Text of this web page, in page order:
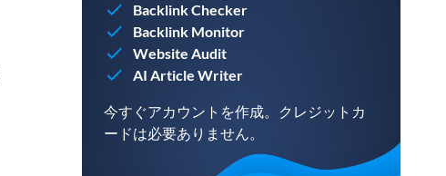
Backlink Checker
Backlink Monitor
Website Audit
AI Article Writer
今すぐアカウントを作成。クレジットカ
ードは必要ありません。